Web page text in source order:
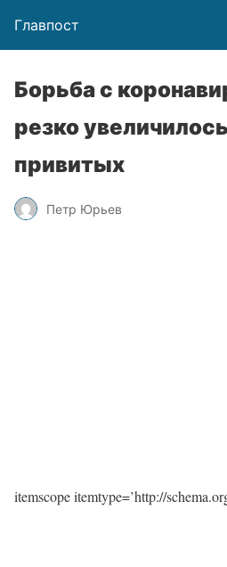
Главпост
Борьба с
резко
привитых
Петр Юрьев
itemscope itemtype=’http://